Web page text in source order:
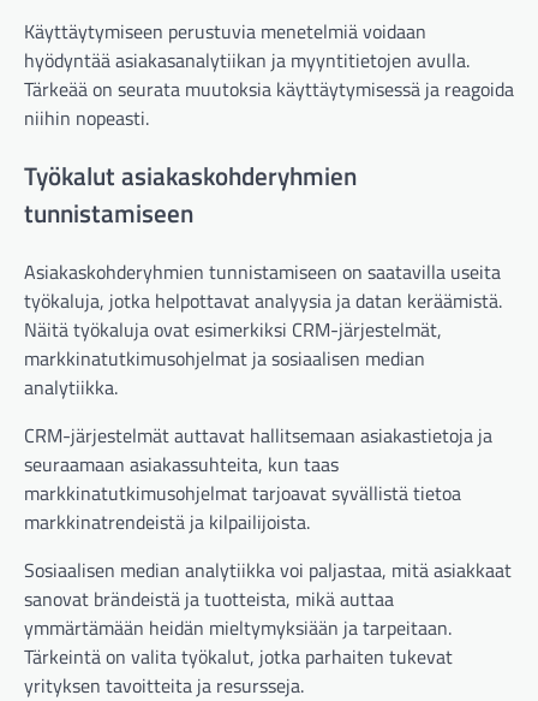
Käyttäytymiseen perustuvia menetelmiä voidaan
hyödyntää asiakasanalytiikan ja myyntitietojen avulla.
Tärkeää on seurata muutoksia käyttäytymisessä ja reagoida
niihin nopeasti.
Työkalut asiakaskohderyhmien
tunnistamiseen
Asiakaskohderyhmien tunnistamiseen on saatavilla useita
työkaluja, jotka helpottavat analyysia ja datan keräämistä.
Näitä työkaluja ovat esimerkiksi CRM-järjestelmät,
markkinatutkimusohjelmat ja sosiaalisen median
analytiikka.
CRM-järjestelmät auttavat hallitsemaan asiakastietoja ja
seuraamaan asiakassuhteita, kun taas
markkinatutkimusohjelmat tarjoavat syvällistä tietoa
markkinatrendeistä ja kilpailijoista.
Sosiaalisen median analytiikka voi paljastaa, mitä asiakkaat
sanovat brändeistä ja tuotteista, mikä auttaa
ymmärtämään heidän mieltymyksiään ja tarpeitaan.
Tärkeintä on valita työkalut, jotka parhaiten tukevat
yrityksen tavoitteita ja resursseja.